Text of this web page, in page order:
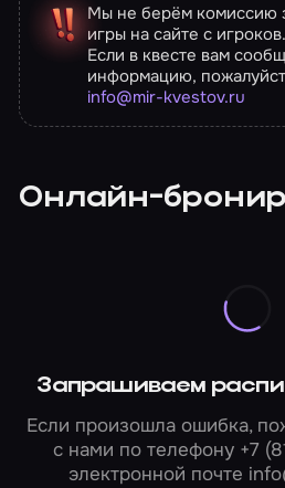
Мы не берём комиссию
игры на сайте с игроков.
Если в квесте вам
информацию,
info@mir-kvestov.ru
Онлайн-
Запрашиваем
Если произошла ошибка,
с нами по телефону +7
электронной почте